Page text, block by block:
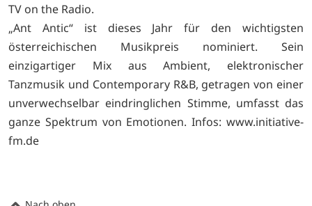
TV on the Radio.
„Ant Antic“ ist dieses Jahr für den wichtigsten
österreichischen Musikpreis nominiert. Sein
einzigartiger Mix aus Ambient, elektronischer
Tanzmusik und Contemporary R&B, getragen von einer
unverwechselbar eindringlichen Stimme, umfasst das
ganze Spektrum von Emotionen. Infos: www.initiative-
fm.de